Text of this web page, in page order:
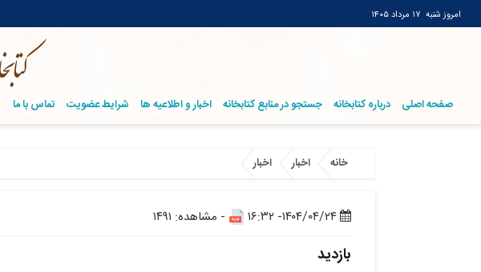
امروز شنبه ۱۷ مرداد ۱۴۰۵
صفحه اصلی درباره کتابخانه جستجو در منابع کتابخانه اخبار و اطلاعیه ها شرایط عضویت تماس با ما
خانه اخبار اخبار
۱۴۰۴/۰۴/۲۴- ۱۶:۳۲ - مشاهده: ۱۴۹۱
بازدید